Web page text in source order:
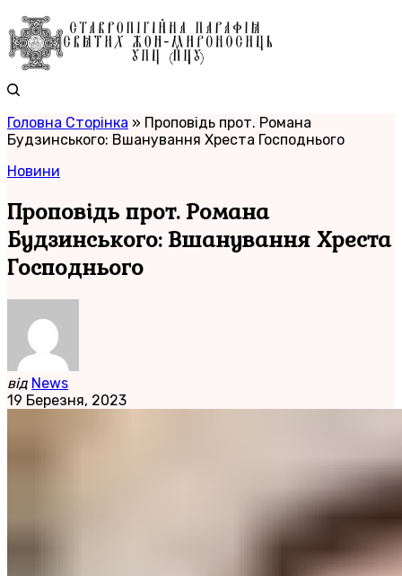
Головна Сторінка » Проповідь прот. Романа
Будзинського: Вшанування Хреста Господнього
Новини
Проповідь прот. Романа
Будзинського: Вшанування Хреста
Господнього
від News
19 Березня, 2023